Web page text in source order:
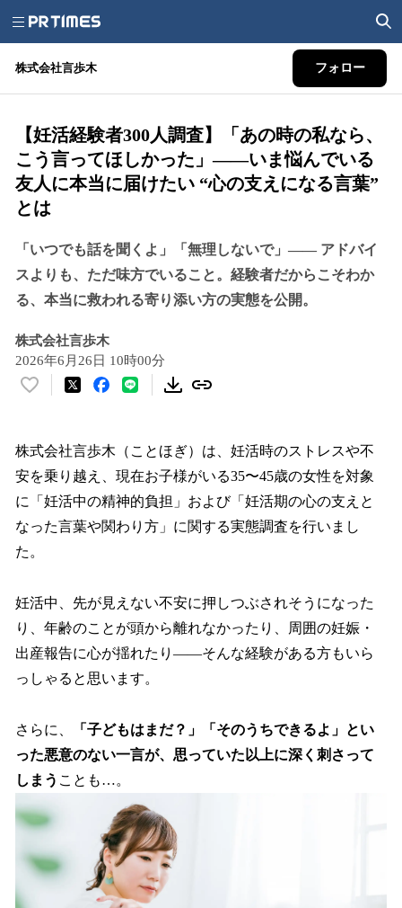
株式会社言歩木 フォロー
【妊活経験者300人調査】「あの時の私なら、
こう言ってほしかった」――いま悩んでいる
友人に本当に届けたい “心の支えになる言葉”
とは
「いつでも話を聞くよ」「無理しないで」―― アドバイ
スよりも、ただ味方でいること。経験者だからこそわか
る、本当に救われる寄り添い方の実態を公開。
株式会社言歩木
2026年6月26日 10時00分
い
！
数
を
読
み
み
で
株式会社言歩木（ことほぎ）は、妊活時のストレスや不
安を乗り越え、現在お子様がいる35〜45歳の女性を対象
に「妊活中の精神的負担」および「妊活期の心の支えと
なった言葉や関わり方」に関する実態調査を行いまし
た。
妊活中、先が見えない不安に押しつぶされそうになった
り、年齢のことが頭から離れなかったり、周囲の妊娠・
出産報告に心が揺れたり――そんな経験がある方もいら
っしゃると思います。
さらに、
「子どもはまだ？」「そのうちできるよ」とい
った悪意のない一言が、思っていた以上に深く刺さって
しまう ことも…。